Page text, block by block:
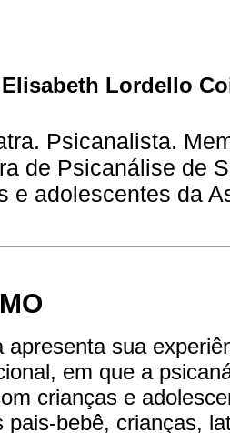
Lordello
Psicanalista.
de Psicanálise de
e adolescentes da
apresenta sua
em que a
crianças e
pais-bebê, crianças,